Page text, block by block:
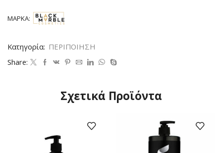
ΜΆΡΚΑ:
Κατηγορία: ΠΕΡΙΠΟΙΗΣΗ
Share:
Σχετικά Προϊόντα